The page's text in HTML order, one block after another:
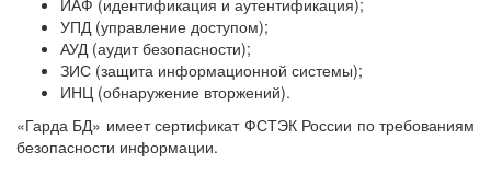
УПД (управление доступом);
АУД (аудит безопасности);
ЗИС (защита информационной системы);
ИНЦ (обнаружение вторжений).
«Гарда БД» имеет сертификат ФСТЭК России по требованиям
безопасности информации.